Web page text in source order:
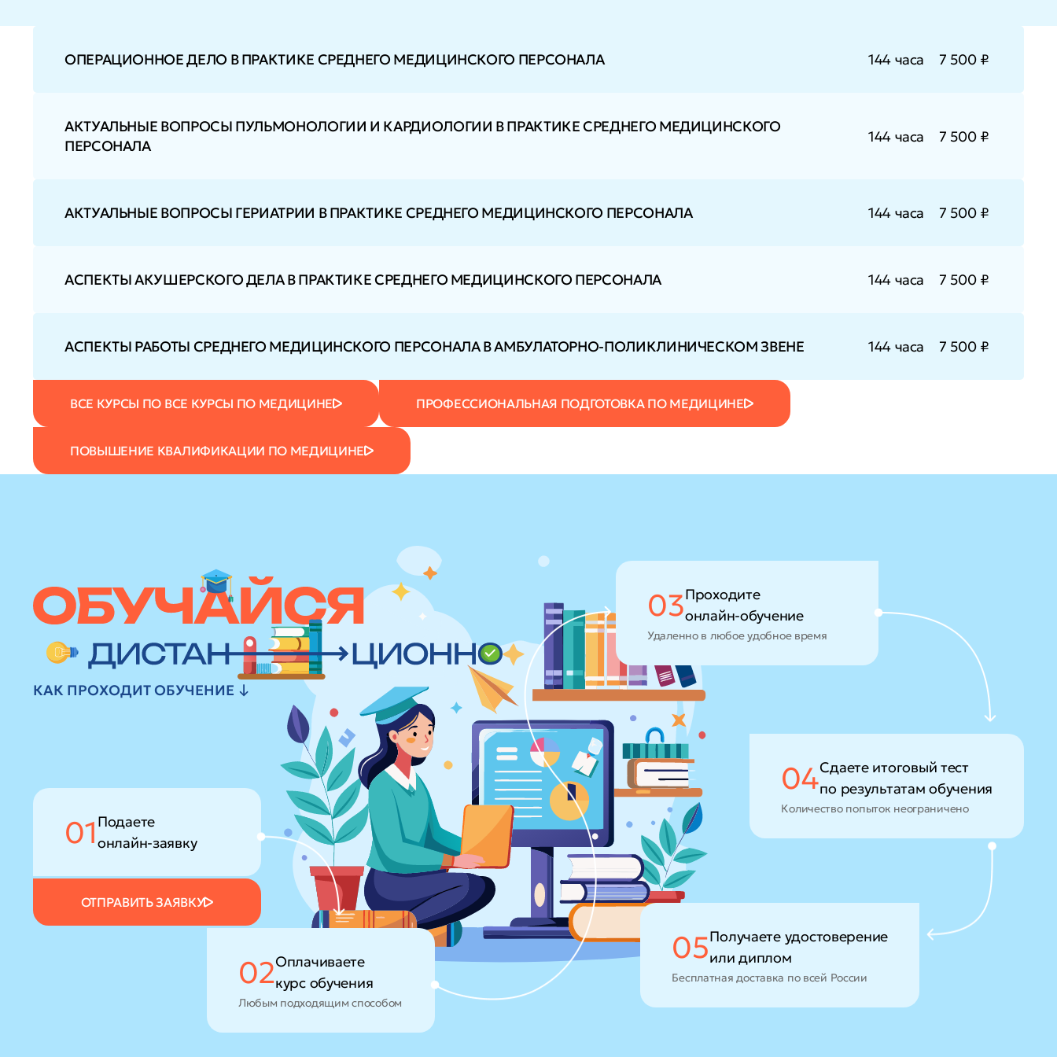
ОПЕРАЦИОННОЕ ДЕЛО В ПРАКТИКЕ СРЕДНЕГО МЕДИЦИНСКОГО ПЕРСОНАЛА 144 часа 7 500 ₽
АКТУАЛЬНЫЕ ВОПРОСЫ ПУЛЬМОНОЛОГИИ И КАРДИОЛОГИИ В ПРАКТИКЕ СРЕДНЕГО МЕДИЦИНСКОГО
ПЕРСОНАЛА
144 часа 7 500 ₽
АКТУАЛЬНЫЕ ВОПРОСЫ ГЕРИАТРИИ В ПРАКТИКЕ СРЕДНЕГО МЕДИЦИНСКОГО ПЕРСОНАЛА 144 часа 7 500 ₽
АСПЕКТЫ АКУШЕРСКОГО ДЕЛА В ПРАКТИКЕ СРЕДНЕГО МЕДИЦИНСКОГО ПЕРСОНАЛА 144 часа 7 500 ₽
АСПЕКТЫ РАБОТЫ СРЕДНЕГО МЕДИЦИНСКОГО ПЕРСОНАЛА В АМБУЛАТОРНО-ПОЛИКЛИНИЧЕСКОМ ЗВЕНЕ 144 часа 7 500 ₽
ВСЕ КУРСЫ ПО ВСЕ КУРСЫ ПО МЕДИЦИНЕ ПРОФЕССИОНАЛЬНАЯ ПОДГОТОВКА ПО МЕДИЦИНЕ
ПОВЫШЕНИЕ КВАЛИФИКАЦИИ ПО МЕДИЦИНЕ
КАК ПРОХОДИТ ОБУЧЕНИЕ ↓
01 Подаете
онлайн-заявку
ОТПРАВИТЬ ЗАЯВКУ
02Оплачиваете
курс обучения
Любым подходящим способом
03Проходите
онлайн-обучение
Удаленно в любое удобное время
04Сдаете итоговый тест
по результатам обучения
Количество попыток неограничено
05Получаете удостоверение
или диплом
Бесплатная доставка по всей России